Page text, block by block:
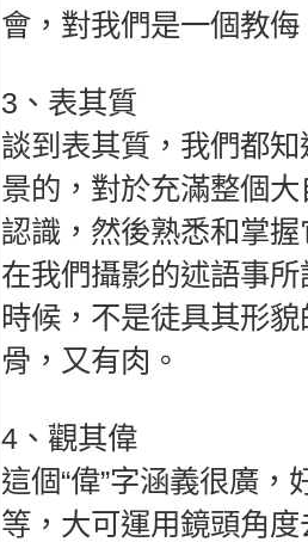
會，對我們是一個教侮
3、表其質
談到表其質，我們都
景的，對於充滿整個
認識，然後熟悉和掌
在我們攝影的述語事
時候，不是徒具其形
骨，又有肉。
4、觀其偉
這個“偉”字涵義很廣
等，大可運用鏡頭角